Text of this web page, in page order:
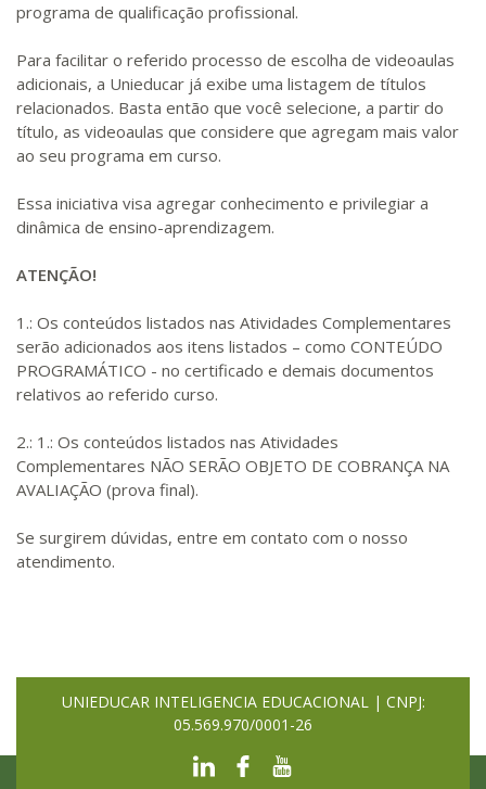
programa de qualificação profissional.
Para facilitar o referido processo de escolha de videoaulas
adicionais, a Unieducar já exibe uma listagem de títulos
relacionados. Basta então que você selecione, a partir do
título, as videoaulas que considere que agregam mais valor
ao seu programa em curso.
Essa iniciativa visa agregar conhecimento e privilegiar a
dinâmica de ensino-aprendizagem.
ATENÇÃO!
1.: Os conteúdos listados nas Atividades Complementares
serão adicionados aos itens listados – como CONTEÚDO
PROGRAMÁTICO - no certificado e demais documentos
relativos ao referido curso.
2.: 1.: Os conteúdos listados nas Atividades
Complementares NÃO SERÃO OBJETO DE COBRANÇA NA
AVALIAÇÃO (prova final).
Se surgirem dúvidas, entre em contato com o nosso
atendimento.
UNIEDUCAR INTELIGENCIA EDUCACIONAL | CNPJ:
05.569.970/0001-26